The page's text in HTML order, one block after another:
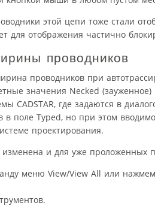
этой цепи тоже стали
для отображения частично
проводников
проводников при
значения Necked
CADSTAR, где задаются в
в поле Typed, но при этом
проектирования.
и для уже проложенных
меню View/View All или